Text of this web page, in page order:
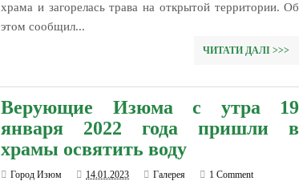
храма и загорелась трава на открытой территории. Об
этом сообщил...
ЧИТАТИ ДАЛІ >>>
Верующие Изюма с утра 19
января 2022 года пришли в
храмы освятить воду
Город Изюм 14.01.2023 Галерея 1 Comment